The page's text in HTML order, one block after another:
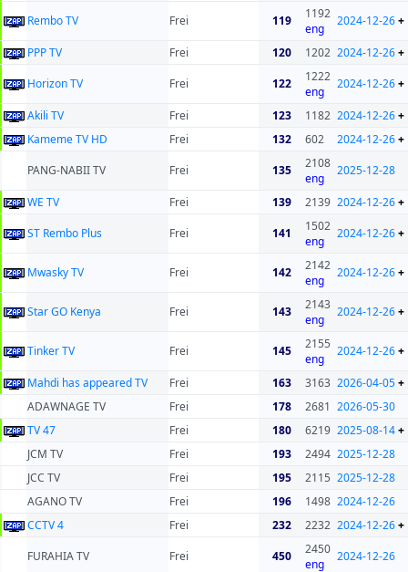
Rembo TV Frei 119
1192
eng
2024-12-26+
PPP TV Frei 120 1202 2024-12-26+
Horizon TV
Frei 122
1222
eng
2024-12-26+
Akili TV Frei 123 1182 2024-12-26+
Kameme TV HD
Frei 132 602 2024-12-26+
PANG-NABII TV
Frei 135
2108
eng
2025-12-28
WE TV Frei 139 2139 2024-12-26+
ST Rembo Plus
Frei 141
1502
eng
2024-12-26+
Mwasky TV Frei 142
2142
eng
2024-12-26+
Star GO Kenya Frei 143
2143
eng
2024-12-26+
Tinker TV Frei 145
2155
eng
2024-12-26+
Mahdi has appeared TV Frei 163 3163 2026-04-05+
ADAWNAGE TV
Frei 178 2681 2026-05-30
TV 47
Frei 180 6219 2025-08-14+
JCM TV
Frei 193 2494 2025-12-28
JCC TV
Frei 195 2115 2025-12-28
AGANO TV
Frei 196 1498 2024-12-26
CCTV 4
Frei 232 2232 2024-12-26+
FURAHIA TV
Frei 450
2450
eng
2024-12-26